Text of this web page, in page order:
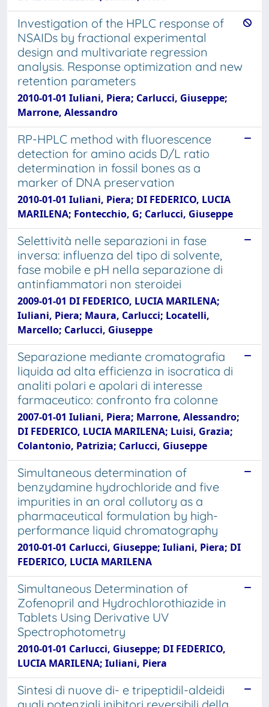
Investigation of the HPLC response of
NSAIDs by fractional experimental
design and multivariate regression
analysis. Response optimization and new
retention parameters
2010-01-01 Iuliani, Piera; Carlucci, Giuseppe;
Marrone, Alessandro
RP-HPLC method with fluorescence
detection for amino acids D/L ratio
determination in fossil bones as a
marker of DNA preservation
2010-01-01 Iuliani, Piera; DI FEDERICO, LUCIA
MARILENA; Fontecchio, G; Carlucci, Giuseppe
Selettività nelle separazioni in fase
inversa: influenza del tipo di solvente,
fase mobile e pH nella separazione di
antinfiammatori non steroidei
2009-01-01 DI FEDERICO, LUCIA MARILENA;
Iuliani, Piera; Maura, Carlucci; Locatelli,
Marcello; Carlucci, Giuseppe
Separazione mediante cromatografia
liquida ad alta efficienza in isocratica di
analiti polari e apolari di interesse
farmaceutico: confronto fra colonne
2007-01-01 Iuliani, Piera; Marrone, Alessandro;
DI FEDERICO, LUCIA MARILENA; Luisi, Grazia;
Colantonio, Patrizia; Carlucci, Giuseppe
Simultaneous determination of
benzydamine hydrochloride and five
impurities in an oral collutory as a
pharmaceutical formulation by high-
performance liquid chromatography
2010-01-01 Carlucci, Giuseppe; Iuliani, Piera; DI
FEDERICO, LUCIA MARILENA
Simultaneous Determination of
Zofenopril and Hydrochlorothiazide in
Tablets Using Derivative UV
Spectrophotometry
2010-01-01 Carlucci, Giuseppe; DI FEDERICO,
LUCIA MARILENA; Iuliani, Piera
Sintesi di nuove di- e tripeptidil-aldeidi